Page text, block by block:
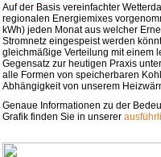
Auf der Basis vereinfachter
regionalen Energiemixes
kWh) jeden Monat aus welcher
Stromnetz eingespeist werden
gleichmäßige Verteilung mit einem
Gegensatz zur heutigen Praxis
alle Formen von speicherbaren
Abhängigkeit von unserem
Genaue Informationen zu der
Grafik finden Sie in unserer